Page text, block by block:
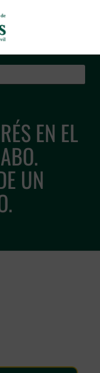
de la Guardia
EN EL
UN